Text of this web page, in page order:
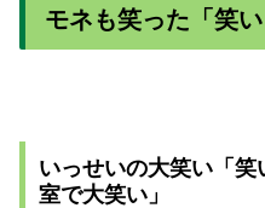
モネも笑った「笑
いっせいの大笑い「
室で大笑い」